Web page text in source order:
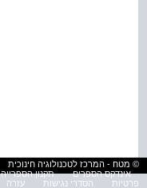
© מטח - המרכז לטכנולוגיה חינוכית
אינדקס הספרים
תקנון הספרייה
פרטיות
הסדרי נגישות עזרה